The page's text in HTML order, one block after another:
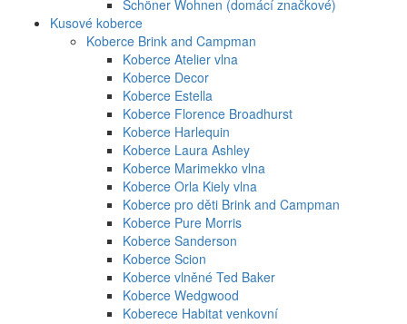
Schöner Wohnen (domácí značkové)
Kusové koberce
Koberce Brink and Campman
Koberce Atelier vlna
Koberce Decor
Koberce Estella
Koberce Florence Broadhurst
Koberce Harlequin
Koberce Laura Ashley
Koberce Marimekko vlna
Koberce Orla Kiely vlna
Koberce pro děti Brink and Campman
Koberce Pure Morris
Koberce Sanderson
Koberce Scion
Koberce vlněné Ted Baker
Koberce Wedgwood
Koberece Habitat venkovní